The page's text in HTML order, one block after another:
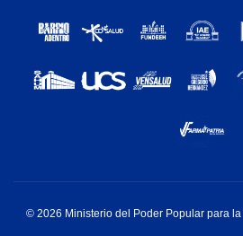
© 2026 Ministerio del Poder Popular para